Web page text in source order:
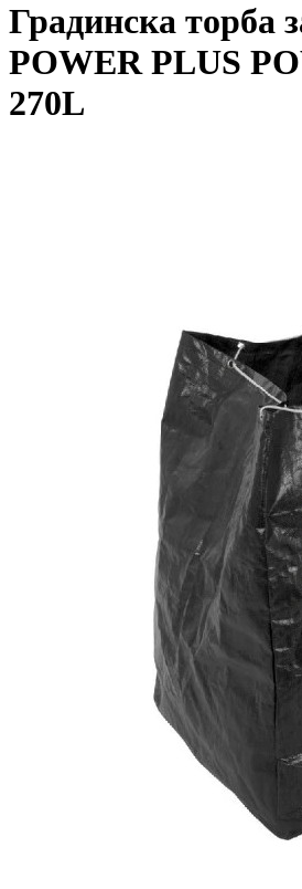
Градинска торба
POWER PLUS
270L